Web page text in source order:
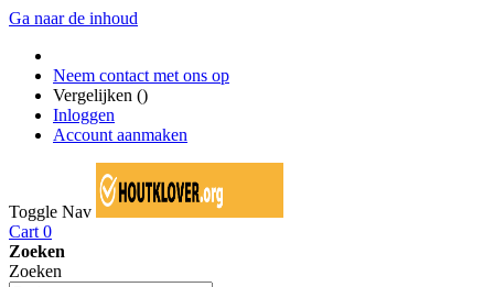
Ga naar de inhoud
Neem contact met ons op
Vergelijken ()
Inloggen
Account aanmaken
Toggle Nav
Cart 0
Zoeken
Zoeken